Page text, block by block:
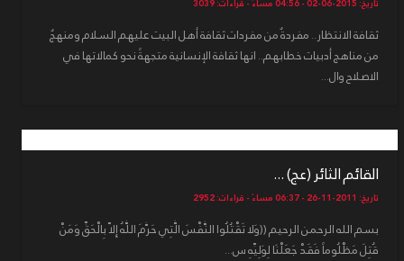
تاريخ: 2015-06-02 - 04:56 مساءً - قراءات: 3039
ثقافة الانتظار.. مفردةٌ من مفردات ثقافة أهل البيت عليهم السلام ومنهجٌ
من مناهج أدبيات خطابهم.. انها ثقافة الإنسانية متجهةً نحو كمالاتها في
الاصلاح وال...
القائم الثائر (عج) ...
تاريخ: 2011-11-26 - 06:37 مساءً - قراءات: 2952
بسم الله الرحمن الرحيم ((وَلا تَقْتُلُوا النَّفْسَ الَّتِي حَرَّمَ اللَّهُ إِلاّ بِالْحَقِّ وَمَنْ
قُتِلَ مَظْلُوماً فَقَدْ جَعَلْنَا لِوَلِيِّهِ س...